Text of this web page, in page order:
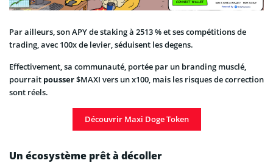
Par ailleurs, son APY de staking à 2513 % et ses compétitions de
trading, avec 100x de levier, séduisent les degens.
Effectivement, sa communauté, portée par un branding musclé,
pourrait pousser$MAXI vers un x100, mais les risques de correction
sont réels.
Découvrir Maxi Doge Token
Un écosystème prêt à décoller